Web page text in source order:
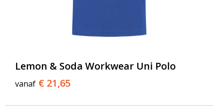
Lemon & Soda Workwear Uni Polo
vanaf € 21,65